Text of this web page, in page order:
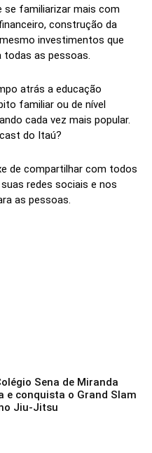
se familiarizar mais com
construção da
investimentos que
todas as pessoas.
atrás a educação
familiar ou de nível
cada vez mais popular.
do Itaú?
de compartilhar com todos
redes sociais e nos
as pessoas.
Sena de Miranda
e conquista o Grand Slam
Jiu-Jitsu